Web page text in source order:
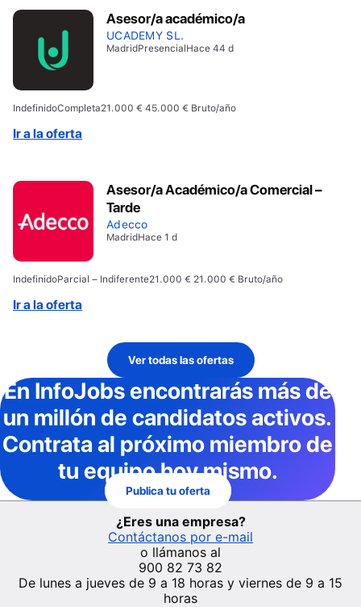
Asesor/a académico/a
UCADEMY SL.
MadridPresencialHace 44 d
IndefinidoCompleta21.000 € 45.000 € Bruto/año
Ir a la oferta
Asesor/a Académico/a Comercial –
Tarde
Adecco
MadridHace 1 d
IndefinidoParcial – Indiferente21.000 € 21.000 € Bruto/año
Ir a la oferta
Ver todas las ofertas
En InfoJobsencontrarás más de
un millón de candidatos activos.
Contrata al próximo miembro de
tu equipo hoy mismo.
Publica tu oferta
¿Eres una empresa?
Contáctanos por e-mail
o llámanos al
900 82 73 82
De lunes a jueves de 9 a 18 horas y viernes de 9 a 15
horas